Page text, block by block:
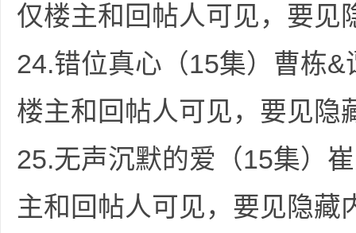
仅楼主和回帖人可见，要见
24.错位真心（15集）曹栋
楼主和回帖人可见，要见隐
25.无声沉默的爱（15集）
主和回帖人可见，要见隐藏